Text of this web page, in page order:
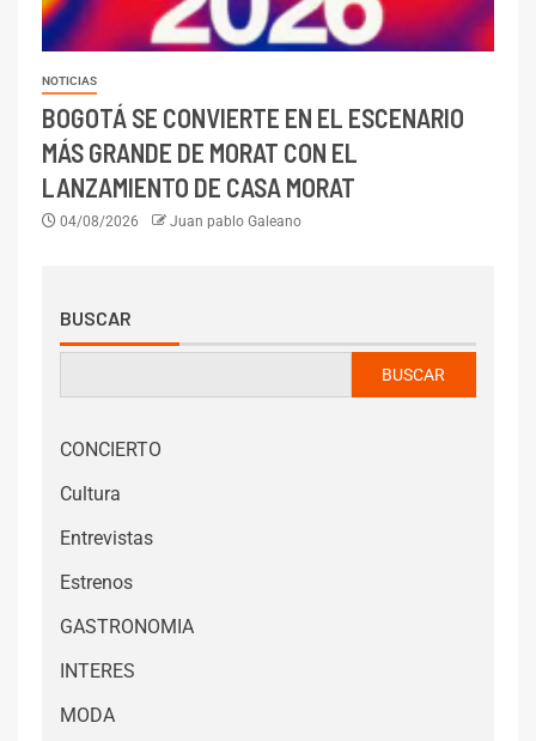
NOTICIAS
BOGOTÁ SE CONVIERTE EN EL ESCENARIO
MÁS GRANDE DE MORAT CON EL
LANZAMIENTO DE CASA MORAT
04/08/2026 Juan pablo Galeano
BUSCAR
BUSCAR
CONCIERTO
Cultura
Entrevistas
Estrenos
GASTRONOMIA
INTERES
MODA